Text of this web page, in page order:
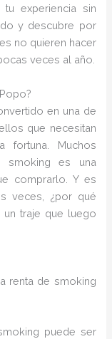
experiencia sin
y descubre por
no quieren hacer
veces al año.
en una de
que necesitan
fortuna. Muchos
smoking es una
comprarlo. Y es
veces, ¿por qué
un traje que luego
renta de smoking
puede ser